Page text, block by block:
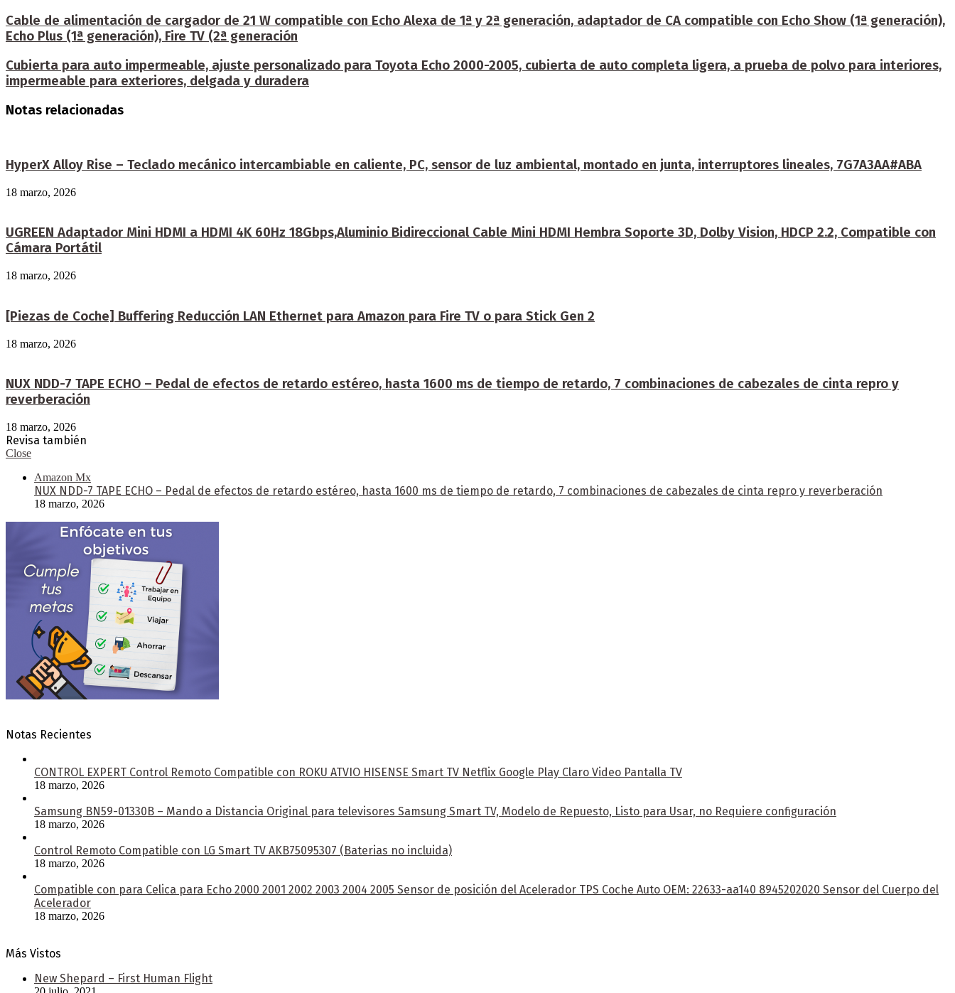
Cable de alimentación de cargador de 21 W compatible con Echo Alexa de 1ª y 2ª generación, adaptador de CA compatible con Echo Show (1ª generación),
Echo Plus (1ª generación), Fire TV (2ª generación
Cubierta para auto impermeable, ajuste personalizado para Toyota Echo 2000-2005, cubierta de auto completa ligera, a prueba de polvo para interiores,
impermeable para exteriores, delgada y duradera
Notas relacionadas
HyperX Alloy Rise – Teclado mecánico intercambiable en caliente, PC, sensor de luz ambiental, montado en junta, interruptores lineales, 7G7A3AA#ABA
18 marzo, 2026
UGREEN Adaptador Mini HDMI a HDMI 4K 60Hz 18Gbps,Aluminio Bidireccional Cable Mini HDMI Hembra Soporte 3D, Dolby Vision, HDCP 2.2, Compatible con
Cámara Portátil
18 marzo, 2026
[Piezas de Coche] Buffering Reducción LAN Ethernet para Amazon para Fire TV o para Stick Gen 2
18 marzo, 2026
NUX NDD-7 TAPE ECHO – Pedal de efectos de retardo estéreo, hasta 1600 ms de tiempo de retardo, 7 combinaciones de cabezales de cinta repro y
reverberación
18 marzo, 2026
Revisa también
Close
Amazon Mx
NUX NDD-7 TAPE ECHO – Pedal de efectos de retardo estéreo, hasta 1600 ms de tiempo de retardo, 7 combinaciones de cabezales de cinta repro y reverberación
18 marzo, 2026
Notas Recientes
CONTROL EXPERT Control Remoto Compatible con ROKU ATVIO HISENSE Smart TV Netflix Google Play Claro Video Pantalla TV
18 marzo, 2026
Samsung BN59-01330B – Mando a Distancia Original para televisores Samsung Smart TV, Modelo de Repuesto, Listo para Usar, no Requiere configuración
18 marzo, 2026
Control Remoto Compatible con LG Smart TV AKB75095307 (Baterias no incluida)
18 marzo, 2026
Compatible con para Celica para Echo 2000 2001 2002 2003 2004 2005 Sensor de posición del Acelerador TPS Coche Auto OEM: 22633-aa140 8945202020 Sensor del Cuerpo del
Acelerador
18 marzo, 2026
Más Vistos
New Shepard – First Human Flight